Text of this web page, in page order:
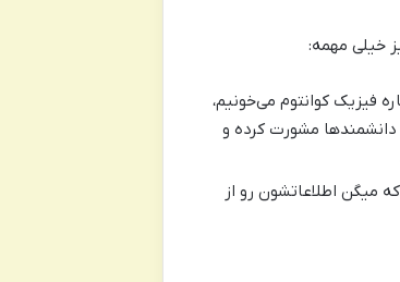
خیلی مهمه:
فیزیک کوانتوم می‌خونیم،
دانشمندها مشورت کرده و
اطلاعاتشون رو از